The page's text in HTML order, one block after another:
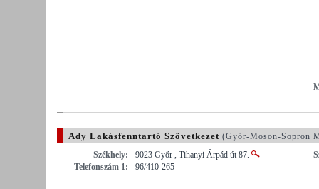
Ady Lakásfenntartó Szövetkezet (Győr-Moson-Sopron
Székhely:
9023 Győr , Tihanyi Árpád út 87.
Telefonszám 1:
96/410-265